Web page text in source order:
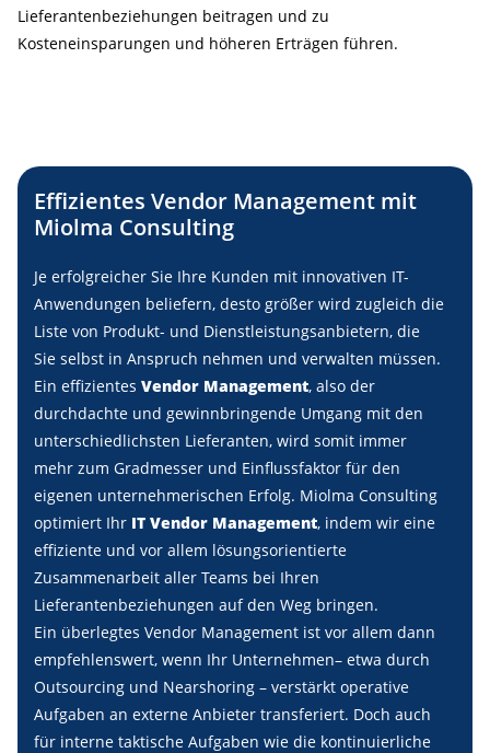
Lieferantenbeziehungen beitragen und zu
Kosteneinsparungen und höheren Erträgen führen.
Effizientes Vendor Management mit
Miolma Consulting
Je erfolgreicher Sie Ihre Kunden mit innovativen IT-
Anwendungen beliefern, desto größer wird zugleich die
Liste von Produkt- und Dienstleistungsanbietern, die
Sie selbst in Anspruch nehmen und verwalten müssen.
Ein effizientes Vendor Management, also der
durchdachte und gewinnbringende Umgang mit den
unterschiedlichsten Lieferanten, wird somit immer
mehr zum Gradmesser und Einflussfaktor für den
eigenen unternehmerischen Erfolg. Miolma Consulting
optimiert Ihr IT Vendor Management, indem wir eine
effiziente und vor allem lösungsorientierte
Zusammenarbeit aller Teams bei Ihren
Lieferantenbeziehungen auf den Weg bringen.
Ein überlegtes Vendor Management ist vor allem dann
empfehlenswert, wenn Ihr Unternehmen– etwa durch
Outsourcing und Nearshoring – verstärkt operative
Aufgaben an externe Anbieter transferiert. Doch auch
für interne taktische Aufgaben wie die kontinuierliche